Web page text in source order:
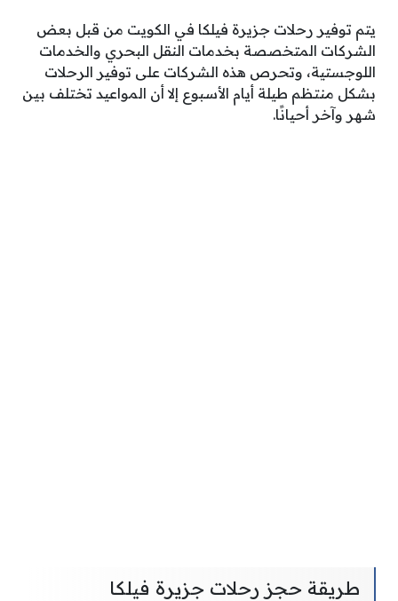
يتم توفير رحلات جزيرة فيلكا في الكويت من قبل بعض
الشركات المتخصصة بخدمات النقل البحري والخدمات
اللوجستية، وتحرص هذه الشركات على توفير الرحلات
بشكل منتظم طيلة أيام الأسبوع إلا أن المواعيد تختلف بين
شهر وآخر أحيانًا.
طريقة حجز رحلات جزيرة فيلكا